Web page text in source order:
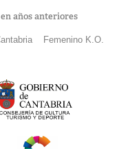
años anteriores
Femenino K.O.